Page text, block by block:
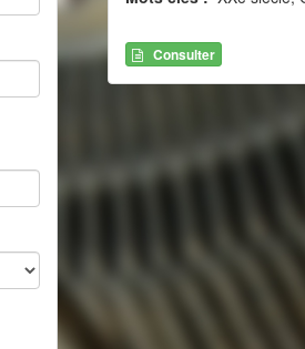
Consulter